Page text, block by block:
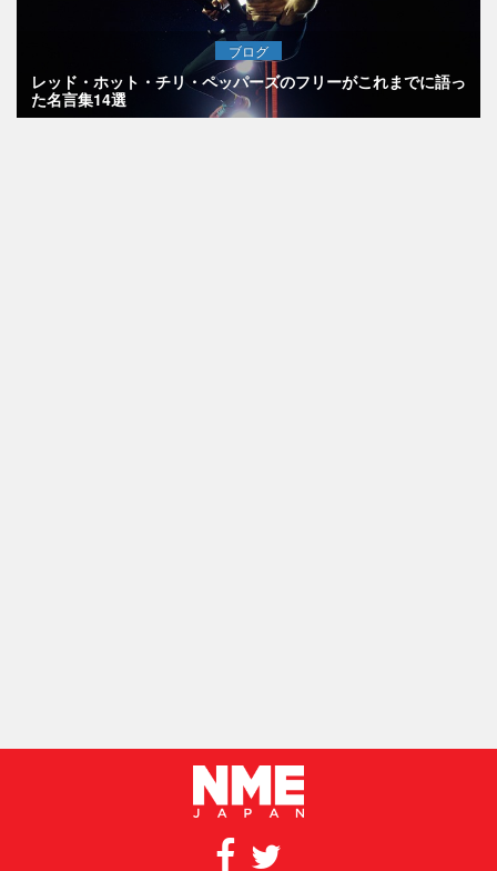
ブログ
レッド・ホット・チリ・ペッパーズのフリーがこれまでに語っ
た名言集14選